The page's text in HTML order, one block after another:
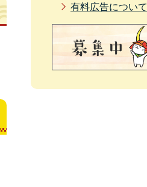
有料広告について